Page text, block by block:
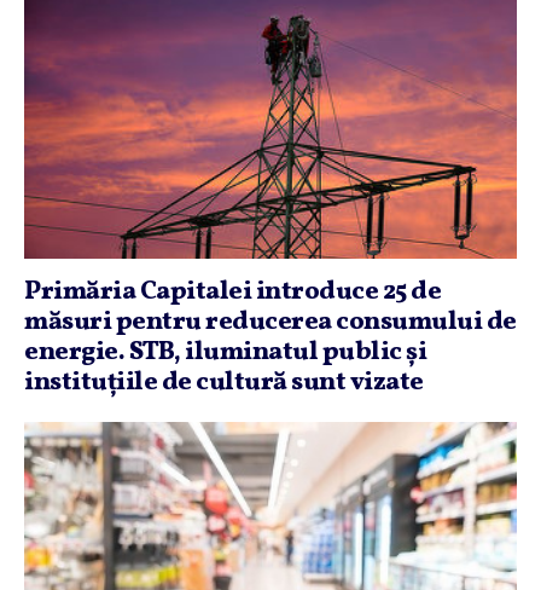
Primăria Capitalei introduce 25 de
măsuri pentru reducerea consumului de
energie. STB, iluminatul public şi
instituţiile de cultură sunt vizate